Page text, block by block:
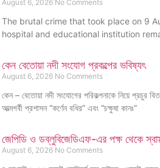
August 6, 2026 No Comments
The brutal crime that took place on 9
hospital and educational institution
কেন বেতোয়া নদী সংযোগ প্রকল্পের ভবিষ্যৎ
August 6, 2026 No Comments
কেন – বেতোয়া নদী সংযোগের পরিকল্পনাকে নিয়ে প্রচুর
আত্মগর্বী প্রশাসন “কর্ণেন বধির” এবং “চক্ষুষা কানঃ”
জেপিডি ও ডব্লুবিজেডিএফ-এর পক্ষ থেকে
August 6, 2026 No Comments